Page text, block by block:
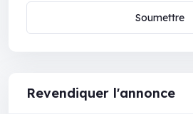
Soumettre
Revendiquer l'annonce